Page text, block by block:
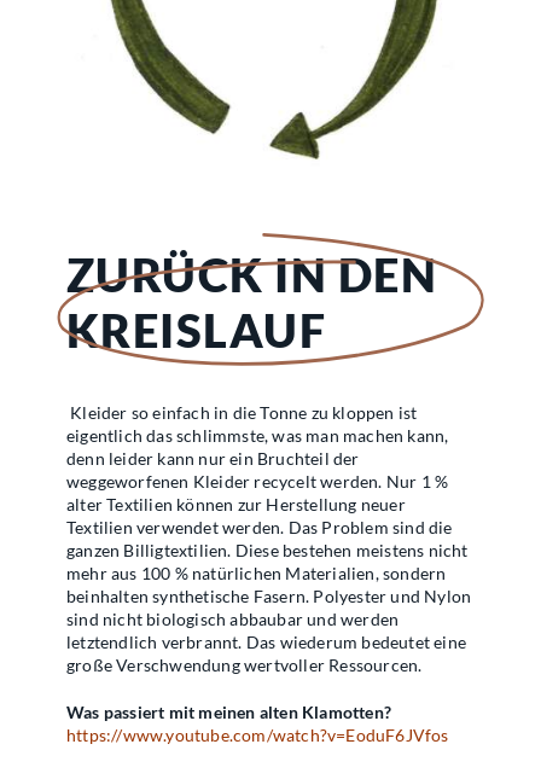
ZURÜCK IN DEN
KREISLAUF
Kleider so einfach in die Tonne zu kloppen ist
eigentlich das schlimmste, was man machen kann,
denn leider kann nur ein Bruchteil der
weggeworfenen Kleider recycelt werden. Nur 1 %
alter Textilien können zur Herstellung neuer
Textilien verwendet werden. Das Problem sind die
ganzen Billigtextilien. Diese bestehen meistens nicht
mehr aus 100 % natürlichen Materialien, sondern
beinhalten synthetische Fasern. Polyester und Nylon
sind nicht biologisch abbaubar und werden
letztendlich verbrannt. Das wiederum bedeutet eine
große Verschwendung wertvoller Ressourcen.
Was passiert mit meinen alten Klamotten?
https://www.youtube.com/watch?v=EoduF6JVfos